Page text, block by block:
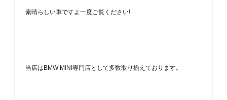
素晴らしい車ですよ一度ご覧ください!
当店はBMW MINI専門店として多数取り揃えております。